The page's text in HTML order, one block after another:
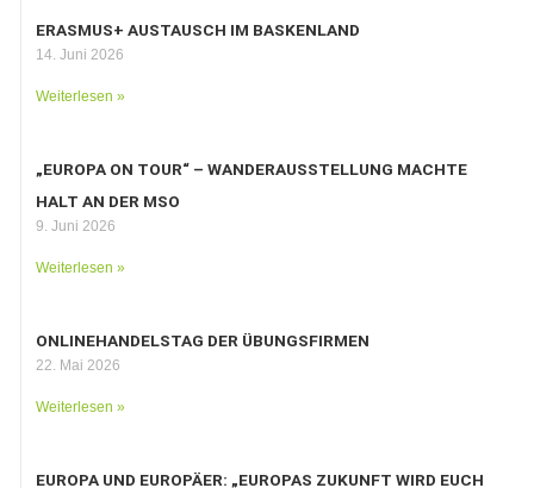
ERASMUS+ AUSTAUSCH IM BASKENLAND
14. Juni 2026
Weiterlesen »
„EUROPA ON TOUR“ – WANDERAUSSTELLUNG MACHTE
HALT AN DER MSO
9. Juni 2026
Weiterlesen »
ONLINEHANDELSTAG DER ÜBUNGSFIRMEN
22. Mai 2026
Weiterlesen »
EUROPA UND EUROPÄER: „EUROPAS ZUKUNFT WIRD EUCH